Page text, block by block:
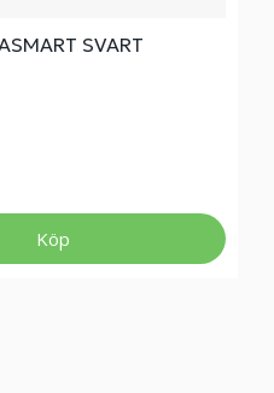
SVART
Köp